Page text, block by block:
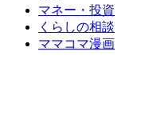
マネー・投資
くらしの相談
ママコマ漫画